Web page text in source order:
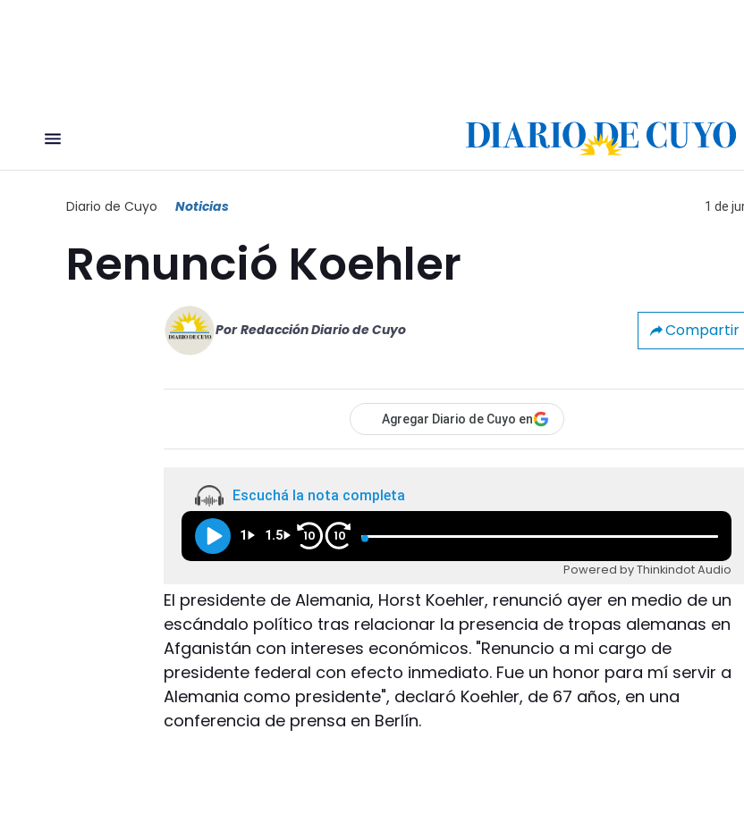
Diario de Cuyo Noticias 1 de
Renunció Koehler
Por Redacción Diario de Cuyo Compartir
Agregar Diario de Cuyo en
Escuchá la nota completa
1 1.5 10 10
Powered by Thinkindot Audio
El presidente de Alemania, Horst Koehler, renunció ayer en medio de un
escándalo político tras relacionar la presencia de tropas alemanas en
Afganistán con intereses económicos. "Renuncio a mi cargo de
presidente federal con efecto inmediato. Fue un honor para mí servir a
Alemania como presidente", declaró Koehler, de 67 años, en una
conferencia de prensa en Berlín.